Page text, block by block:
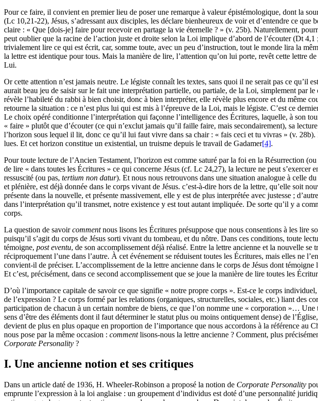
Pour ce faire, il convient en premier lieu de poser une remarque à valeur épistémologique, dont la
(Lc 10,21-22), Jésus, s’adressant aux disciples, les déclare bienheureux de voir et d’entendre ce
claire : « Que [dois-je] faire pour recevoir en partage la vie éternelle ? » (v. 25b). Naturellement,
peut oublier que la racine de l’action juste et droite selon la Loi implique d’abord de l’écouter (Dt
trivialement lire ce qui est écrit, car, somme toute, avec un peu d’instruction, tout le monde lira la
la lettre est identique pour tous. Mais la manière de lire, l’attention qu’on lui porte, revêt cette lettre
Lui.
Or cette attention n’est jamais neutre. Le légiste connaît les textes, sans quoi il ne serait pas ce qu’il
aurait beau jeu de saisir sur le fait une interprétation partielle, ou partiale, de la Loi, simplement par
révèle l’habileté du rabbi à bien choisir, donc à bien interpréter, elle révèle plus encore et du même
retourne la situation : ce n’est plus lui qui est mis à l’épreuve de la Loi, mais le légiste. C’est ce
Le choix opéré conditionne l’interprétation qui façonne l’intelligence des Écritures, laquelle, à son
« faire » plutôt que d’écouter (ce qui n’exclut jamais qu’il faille faire, mais secondairement), sa
l’horizon sous lequel il lit, donc ce qu’il lui faut vivre dans sa chair : « fais ceci et tu vivras » (v.
lues. Et cet horizon constitue un existential, un truisme depuis le travail de Gadamer[4].
Pour toute lecture de l’Ancien Testament, l’horizon est comme saturé par la foi en la Résurrection
de lire « dans toutes les Écritures » ce qui concerne Jésus (cf. Lc 24,27), la lecture ne peut
ressuscité (ou pas, tertium non datur). Et nous nous retrouvons dans une situation analogue à celle
et plénière, est déjà donnée dans le corps vivant de Jésus. c’est-à-dire hors de la lettre, qu’elle soit
présente dans la nouvelle, et présente massivement, elle y est de plus interprétée avec justesse ;
dans l’interprétation qu’il transmet, notre existence y est tout autant impliquée. De sorte qu’il y a
corps.
La question de savoircommentnous lisons les Écritures présuppose que nous consentions à les lire
puisqu’il s’agit du corps de Jésus sorti vivant du tombeau, et du nôtre. Dans ces conditions, toute
témoigne, post eventu, de son accomplissement déjà réalisé. Entre la lettre ancienne et la nouvelle
réciproquement l’une dans l’autre. À cet événement se réduisent toutes les Écritures, mais elles ne
convient-il de préciser. L’accomplissement de la lettre ancienne dans le corps de Jésus dont
Et c’est, précisément, dans ce second accomplissement que se joue la manière de lire toutes les
D’où l’importance capitale de savoir ce que signifie « notre propre corps ». Est-ce le corps
de l’expression ? Le corps formé par les relations (organiques, structurelles, sociales, etc.) liant des
participation de chacun à un certain nombre de biens, ce que l’on nomme une « corporation »…
sens d’être des éléments dont il faut déterminer le statut plus ou moins ontiquement dense) de
devient de plus en plus opaque en proportion de l’importance que nous accordons à la référence au
nous pose par la même occasion : commentlisons-nous la lettre ancienne ? Comment, plus
Corporate Personality ?
I. Une ancienne notion et ses critiques
Dans un article daté de 1936, H. Wheeler-Robinson a proposé la notion de Corporate Personality
emprunte l’expression à la loi anglaise : un groupement d’individus est doté d’une personnalité